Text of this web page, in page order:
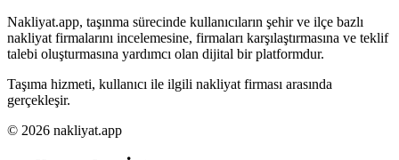
Nakliyat.app, taşınma sürecinde kullanıcıların şehir ve ilçe bazlı
nakliyat firmalarını incelemesine, firmaları karşılaştırmasına ve teklif
talebi oluşturmasına yardımcı olan dijital bir platformdur.
Taşıma hizmeti, kullanıcı ile ilgili nakliyat firması arasında
gerçekleşir.
© 2026 nakliyat.app